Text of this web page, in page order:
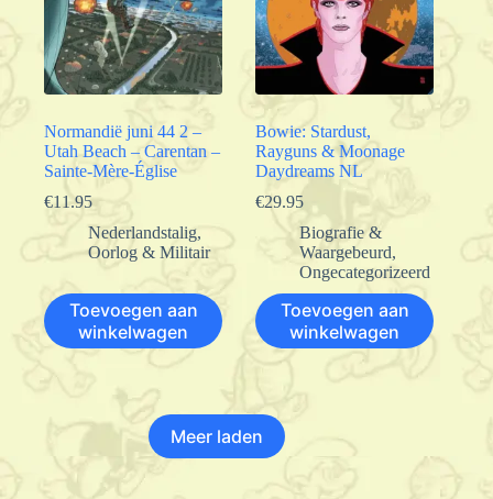
Normandië juni 44 2 –
Utah Beach – Carentan –
Sainte-Mère-Église
€11.95
Nederlandstalig,
Oorlog & Militair
Toevoegen aan
winkelwagen
Bowie: Stardust,
Rayguns & Moonage
Daydreams NL
€29.95
Biografie &
Waargebeurd,
Ongecategorizeerd
Toevoegen aan
winkelwagen
Meer laden